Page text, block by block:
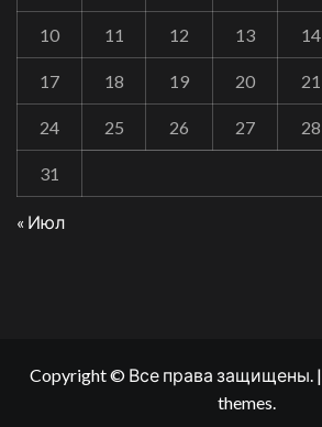
10 11 12 13 14
17 18 19 20 21
24 25 26 27 28
31
« Июл
Copyright © Все права защищены. |
themes.